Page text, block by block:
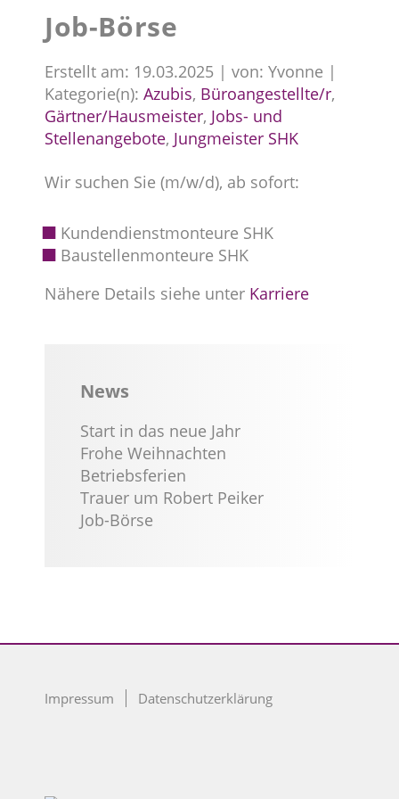
Job-Börse
Erstellt am: 19.03.2025 | von: Yvonne |
Kategorie(n): Azubis, Büroangestellte/r,
Gärtner/Hausmeister, Jobs- und
Stellenangebote, Jungmeister SHK
Wir suchen Sie (m/w/d), ab sofort:
Kundendienstmonteure SHK
Baustellenmonteure SHK
Nähere Details siehe unter Karriere
News
Start in das neue Jahr
Frohe Weihnachten
Betriebsferien
Trauer um Robert Peiker
Job-Börse
Impressum Datenschutzerklärung